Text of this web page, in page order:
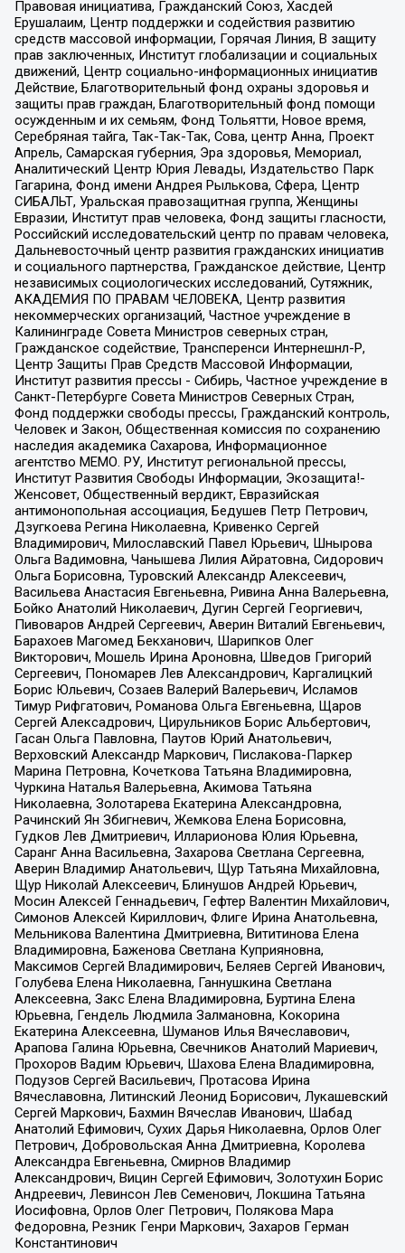
Правовая инициатива, Гражданский Союз, Хасдей
Ерушалаим, Центр поддержки и содействия развитию
средств массовой информации, Горячая Линия, В защиту
прав заключенных, Институт глобализации и социальных
движений, Центр социально-информационных инициатив
Действие, Благотворительный фонд охраны здоровья и
защиты прав граждан, Благотворительный фонд помощи
осужденным и их семьям, Фонд Тольятти, Новое время,
Серебряная тайга, Так-Так-Так, Сова, центр Анна, Проект
Апрель, Самарская губерния, Эра здоровья, Мемориал,
Аналитический Центр Юрия Левады, Издательство Парк
Гагарина, Фонд имени Андрея Рылькова, Сфера, Центр
СИБАЛЬТ, Уральская правозащитная группа, Женщины
Евразии, Институт прав человека, Фонд защиты гласности,
Российский исследовательский центр по правам человека,
Дальневосточный центр развития гражданских инициатив
и социального партнерства, Гражданское действие, Центр
независимых социологических исследований, Сутяжник,
АКАДЕМИЯ ПО ПРАВАМ ЧЕЛОВЕКА, Центр развития
некоммерческих организаций, Частное учреждение в
Калининграде Совета Министров северных стран,
Гражданское содействие, Трансперенси Интернешнл-Р,
Центр Защиты Прав Средств Массовой Информации,
Институт развития прессы - Сибирь, Частное учреждение в
Санкт-Петербурге Совета Министров Северных Стран,
Фонд поддержки свободы прессы, Гражданский контроль,
Человек и Закон, Общественная комиссия по сохранению
наследия академика Сахарова, Информационное
агентство МЕМО. РУ, Институт региональной прессы,
Институт Развития Свободы Информации, Экозащита!-
Женсовет, Общественный вердикт, Евразийская
антимонопольная ассоциация, Бедушев Петр Петрович,
Дзугкоева Регина Николаевна, Кривенко Сергей
Владимирович, Милославский Павел Юрьевич, Шнырова
Ольга Вадимовна, Чанышева Лилия Айратовна, Сидорович
Ольга Борисовна, Туровский Александр Алексеевич,
Васильева Анастасия Евгеньевна, Ривина Анна Валерьевна,
Бойко Анатолий Николаевич, Дугин Сергей Георгиевич,
Пивоваров Андрей Сергеевич, Аверин Виталий Евгеньевич,
Барахоев Магомед Бекханович, Шарипков Олег
Викторович, Мошель Ирина Ароновна, Шведов Григорий
Сергеевич, Пономарев Лев Александрович, Каргалицкий
Борис Юльевич, Созаев Валерий Валерьевич, Исламов
Тимур Рифгатович, Романова Ольга Евгеньевна, Щаров
Сергей Алексадрович, Цирульников Борис Альбертович,
Гасан Ольга Павловна, Паутов Юрий Анатольевич,
Верховский Александр Маркович, Пислакова-Паркер
Марина Петровна, Кочеткова Татьяна Владимировна,
Чуркина Наталья Валерьевна, Акимова Татьяна
Николаевна, Золотарева Екатерина Александровна,
Рачинский Ян Збигневич, Жемкова Елена Борисовна,
Гудков Лев Дмитриевич, Илларионова Юлия Юрьевна,
Саранг Анна Васильевна, Захарова Светлана Сергеевна,
Аверин Владимир Анатольевич, Щур Татьяна Михайловна,
Щур Николай Алексеевич, Блинушов Андрей Юрьевич,
Мосин Алексей Геннадьевич, Гефтер Валентин Михайлович,
Симонов Алексей Кириллович, Флиге Ирина Анатольевна,
Мельникова Валентина Дмитриевна, Вититинова Елена
Владимировна, Баженова Светлана Куприяновна,
Максимов Сергей Владимирович, Беляев Сергей Иванович,
Голубева Елена Николаевна, Ганнушкина Светлана
Алексеевна, Закс Елена Владимировна, Буртина Елена
Юрьевна, Гендель Людмила Залмановна, Кокорина
Екатерина Алексеевна, Шуманов Илья Вячеславович,
Арапова Галина Юрьевна, Свечников Анатолий Мариевич,
Прохоров Вадим Юрьевич, Шахова Елена Владимировна,
Подузов Сергей Васильевич, Протасова Ирина
Вячеславовна, Литинский Леонид Борисович, Лукашевский
Сергей Маркович, Бахмин Вячеслав Иванович, Шабад
Анатолий Ефимович, Сухих Дарья Николаевна, Орлов Олег
Петрович, Добровольская Анна Дмитриевна, Королева
Александра Евгеньевна, Смирнов Владимир
Александрович, Вицин Сергей Ефимович, Золотухин Борис
Андреевич, Левинсон Лев Семенович, Локшина Татьяна
Иосифовна, Орлов Олег Петрович, Полякова Мара
Федоровна, Резник Генри Маркович, Захаров Герман
Константинович